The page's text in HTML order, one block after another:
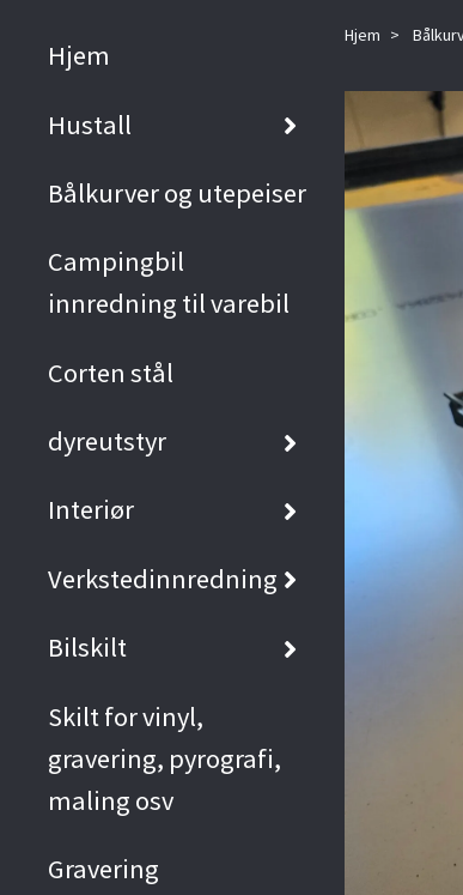
Hjem
Hustall
Bålkurver og utepeiser
Campingbil
innredning til varebil
Corten stål
dyreutstyr
Interiør
Verkstedinnredning
Bilskilt
Skilt for vinyl,
gravering, pyrografi,
maling osv
Gravering
Hjem